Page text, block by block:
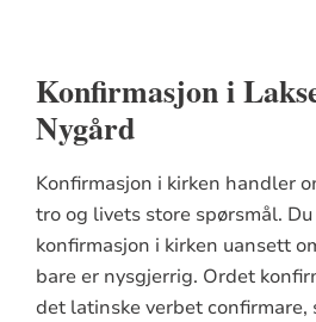
Konfirmasjon i
Nygård
Konfirmasjon i kirken handler
tro og livets store spørsmål.
konfirmasjon i kirken uansett
bare er nysgjerrig. Ordet
det latinske verbet confirmare,